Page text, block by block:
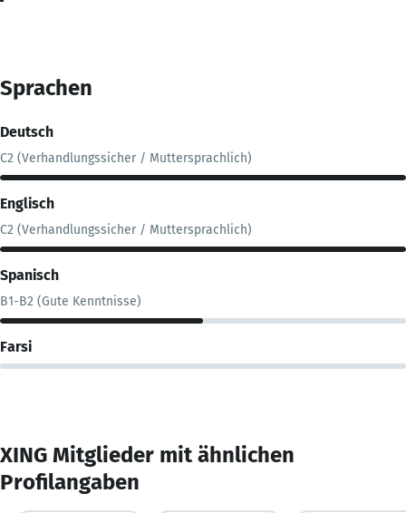
Sprachen
Deutsch
C2 (Verhandlungssicher / Muttersprachlich)
Englisch
C2 (Verhandlungssicher / Muttersprachlich)
Spanisch
B1-B2 (Gute Kenntnisse)
Farsi
XING Mitglieder mit ähnlichen
Profilangaben